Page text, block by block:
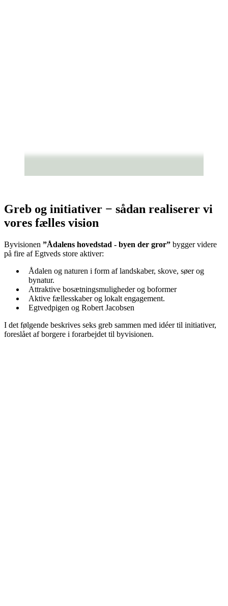
Greb og initiativer − sådan realiserer vi
vores fælles vision
Byvisionen ”Ådalens hovedstad - byen der gror” bygger videre
på fire af Egtveds store aktiver:
Ådalen og naturen i form af landskaber, skove, søer og
bynatur.
Attraktive bosætningsmuligheder og boformer
Aktive fællesskaber og lokalt engagement.
Egtvedpigen og Robert Jacobsen
I det følgende beskrives seks greb sammen med idéer til initiativer,
foreslået af borgere i forarbejdet til byvisionen.